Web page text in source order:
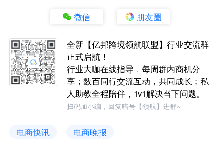
微信 朋友圈
全新【亿邦跨境领航联盟】行业交流群
正式启航！
行业大咖在线指导，每周群内商机分
享；数百同行交流互动，共同成长；私
人助教全程陪伴，1v1解决当下问题。
扫码加小编，回复暗号【领航】进群~
电商快讯 电商晚报